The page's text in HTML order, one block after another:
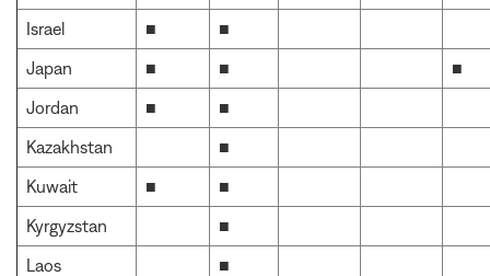
Israel
■
■
Japan
■ ■
■
Jordan
■
■
Kazakhstan
■
Kuwait
■
■
Kyrgyzstan
■
Laos
■